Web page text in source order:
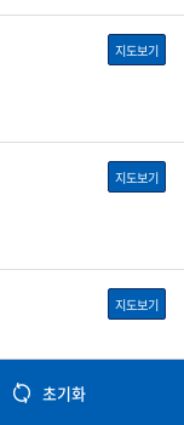
지도보기
지도보기
지도보기
초기화